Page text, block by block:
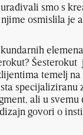
smo s
osmislila je
temelj
ali u
govori o